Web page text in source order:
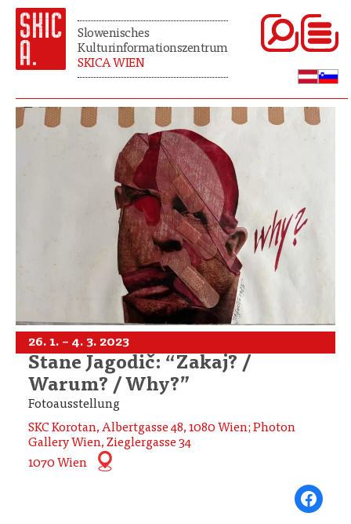
Slowenisches
Kulturinformationszentrum
SKICA WIEN
26. 1. – 4. 3. 2023
Stane Jagodič: “Zakaj? /
Warum? / Why?”
Fotoausstellung
SKC Korotan, Albertgasse 48, 1080 Wien; Photon
Gallery Wien, Zieglergasse 34
1070 Wien
Share on